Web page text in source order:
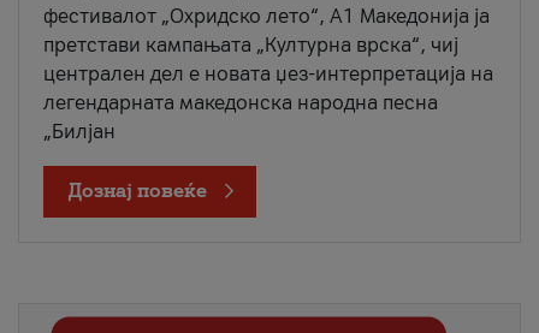
фестивалот „Охридско лето“, А1 Македонија ја
претстави кампањата „Културна врска“, чиј
централен дел е новата џез-интерпретација на
легендарната македонска народна песна
„Билјан
Дознај повеќе